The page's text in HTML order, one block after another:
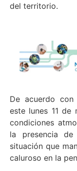
del territorio.
De acuerdo
este lunes 11 de
condiciones
la presencia
situación que
caluroso en la